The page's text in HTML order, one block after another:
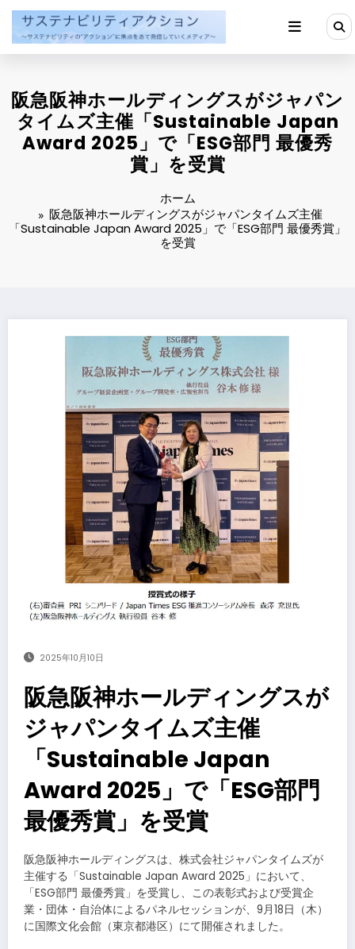
ン
阪急阪神ホールディングスがジャパン
タイムズ主催「Sustainable Japan
Award 2025」で「ESG部門 最優秀
賞」を受賞
ホーム
阪急阪神ホールディングスがジャパンタイムズ主催
「Sustainable Japan Award 2025」で「ESG部門 最優秀賞」
を受賞
2025年10月10日
阪急阪神ホールディングスが
ジャパンタイムズ主催
「Sustainable Japan
Award 2025」で「ESG部門
最優秀賞」を受賞
阪急阪神ホールディングスは、株式会社ジャパンタイムズが
主催する「Sustainable Japan Award 2025」において、
「ESG部門 最優秀賞」を受賞し、この表彰式および受賞企
業・団体・自治体によるパネルセッションが、9月18日（木）
に国際文化会館（東京都港区）にて開催されました。